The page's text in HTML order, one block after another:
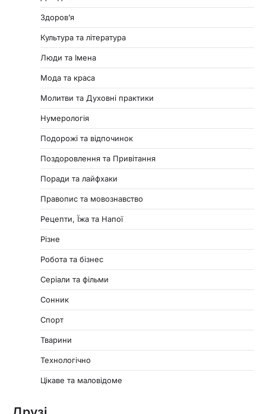
Здоровʼя
Культура та література
Люди та Імена
Мода та краса
Молитви та Духовні практики
Нумерологія
Подорожі та відпочинок
Поздоровлення та Привітання
Поради та лайфхаки
Правопис та мовознавство
Рецепти, Їжа та Напої
Різне
Робота та бізнес
Серіали та фільми
Сонник
Спорт
Тварини
Технологічно
Цікаве та маловідоме